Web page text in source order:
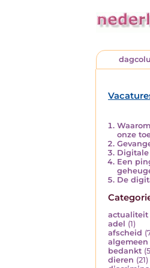
onze
Een
De
actualiteit
adel (1)
afscheid
algemeen
bedankt
dieren (21)